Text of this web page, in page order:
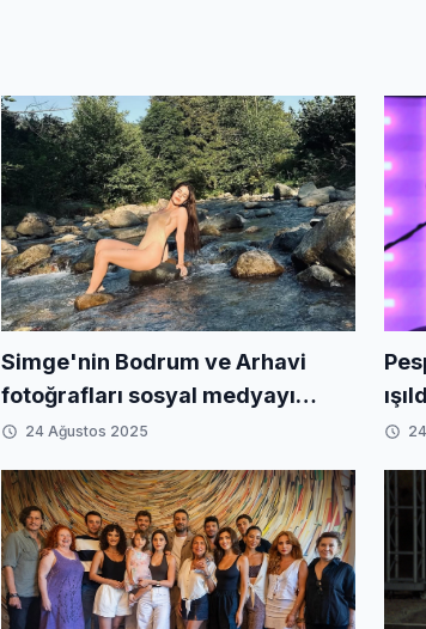
Simge'nin Bodrum ve Arhavi
fotoğrafları sosyal medyayı
salladı
24 Ağustos 2025